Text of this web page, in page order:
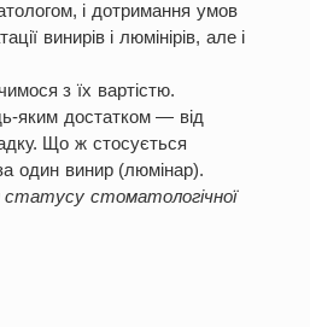
і дотримання умов
винирів і люмінірів, але і
з їх вартістю.
яким достатком — від
Що ж стосується
один винир (люмінар).
статусу стоматологічної